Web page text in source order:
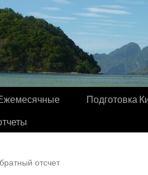
Подготовка
отсчет